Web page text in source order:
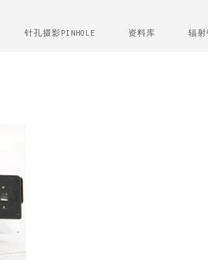
针孔摄影PINHOLE 资料库 辐射